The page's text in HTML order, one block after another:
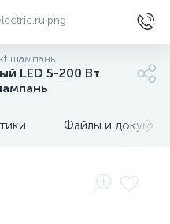
шампань
LED 5-200 Вт
Файлы и